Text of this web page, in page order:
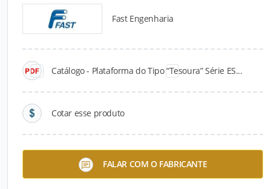
Fast Engenharia
Catálogo - Plataforma do Tipo “Tesoura” Série ES...
Cotar esse produto
FALAR COM O FABRICANTE
Catálogos para Download
Plataforma de Lança
Articulada Série E
Articulada 450 Série II